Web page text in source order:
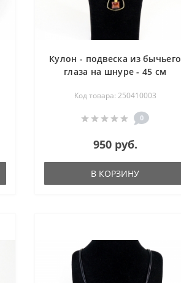
Кулон - подвеска из бычьего
глаза на шнуре - 45 см
Код товара: 250410003
0
950 руб.
В КОРЗИНУ